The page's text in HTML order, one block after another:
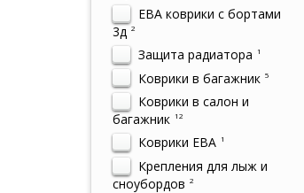
ЕВА коврики с бортами
3д 2
Защита радиатора 1
Коврики в багажник 5
Коврики в салон и
багажник 12
Коврики ЕВА 1
Крепления для лыж и
сноубордов 2